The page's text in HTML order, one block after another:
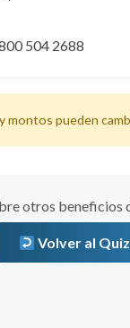
504 2688
pueden
otros beneficios
Volver al